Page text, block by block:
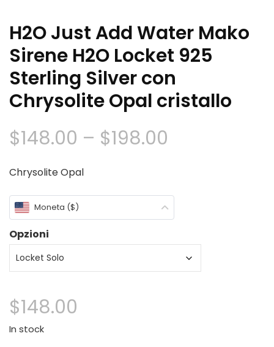
H2O Just Add Water Mako
Sirene H2O Locket 925
Sterling Silver con
Chrysolite Opal cristallo
$148.00 – $198.00
prezzo:
$148.00
Attraverso
$198.00
Chrysolite Opal
Moneta ($)
Opzioni
$148.00
In stock